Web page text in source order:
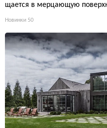
щается в мерцающую
Новинки 50